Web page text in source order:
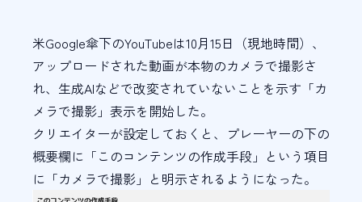
米Google傘下のYouTubeは10月15日（現地時間）、
アップロードされた動画が本物のカメラで撮影さ
れ、生成AIなどで改変されていないことを示す「カ
メラで撮影」表示を開始した。
クリエイターが設定しておくと、プレーヤーの下の
概要欄に「このコンテンツの作成手段」という項目
に「カメラで撮影」と明示されるようになった。